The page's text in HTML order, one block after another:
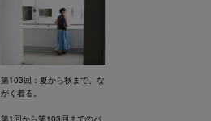
第103回：夏から秋まで、な
がく着る。
第1回から第103回までのバ